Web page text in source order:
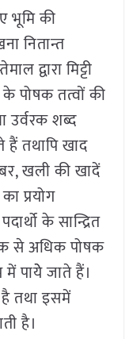
भूमि की
नितान्त
द्वारा मिट्टी
के पोषक तत्वों की
उर्वरक शब्द
हैं तथापि खाद
खली की खादें
प्रयोग
के सान्द्रित
से अधिक पोषक
पायेे जाते हैं।
तथा इसमें
है।